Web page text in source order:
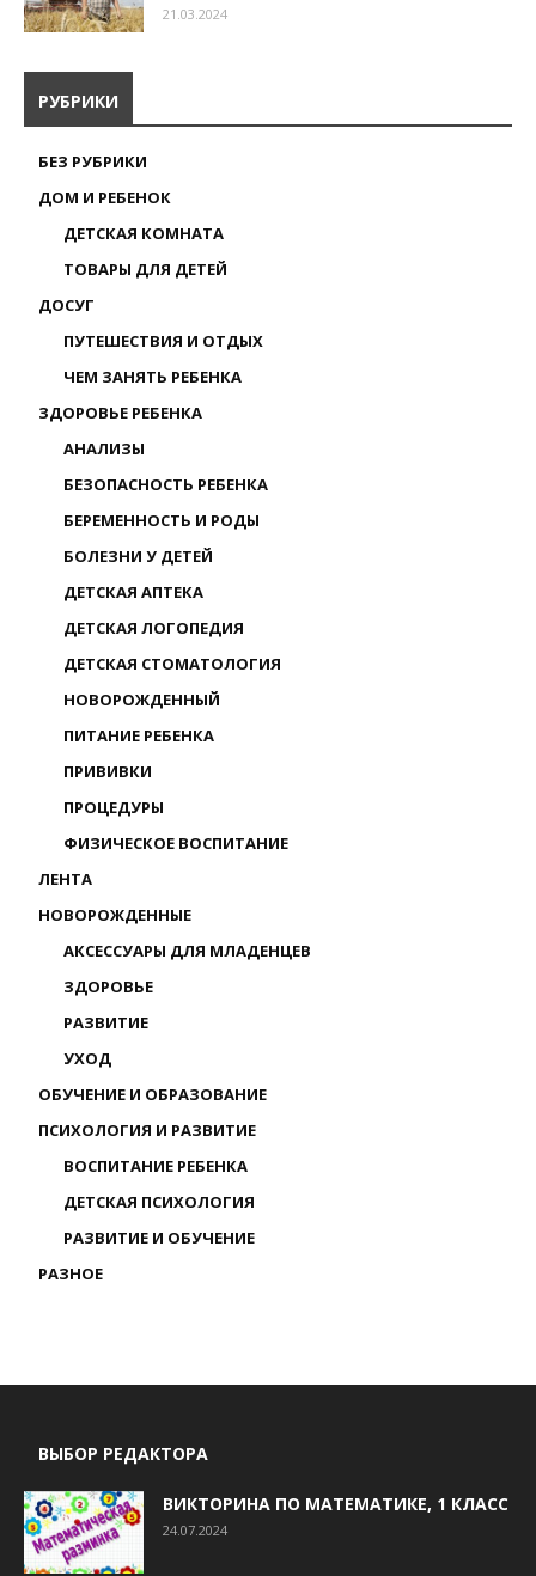
21.03.2024
РУБРИКИ
БЕЗ РУБРИКИ
ДОМ И РЕБЕНОК
ДЕТСКАЯ КОМНАТА
ТОВАРЫ ДЛЯ ДЕТЕЙ
ДОСУГ
ПУТЕШЕСТВИЯ И ОТДЫХ
ЧЕМ ЗАНЯТЬ РЕБЕНКА
ЗДОРОВЬЕ РЕБЕНКА
АНАЛИЗЫ
БЕЗОПАСНОСТЬ РЕБЕНКА
БЕРЕМЕННОСТЬ И РОДЫ
БОЛЕЗНИ У ДЕТЕЙ
ДЕТСКАЯ АПТЕКА
ДЕТСКАЯ ЛОГОПЕДИЯ
ДЕТСКАЯ СТОМАТОЛОГИЯ
НОВОРОЖДЕННЫЙ
ПИТАНИЕ РЕБЕНКА
ПРИВИВКИ
ПРОЦЕДУРЫ
ФИЗИЧЕСКОЕ ВОСПИТАНИЕ
ЛЕНТА
НОВОРОЖДЕННЫЕ
АКСЕССУАРЫ ДЛЯ МЛАДЕНЦЕВ
ЗДОРОВЬЕ
РАЗВИТИЕ
УХОД
ОБУЧЕНИЕ И ОБРАЗОВАНИЕ
ПСИХОЛОГИЯ И РАЗВИТИЕ
ВОСПИТАНИЕ РЕБЕНКА
ДЕТСКАЯ ПСИХОЛОГИЯ
РАЗВИТИЕ И ОБУЧЕНИЕ
РАЗНОЕ
ВЫБОР РЕДАКТОРА
ВИКТОРИНА ПО МАТЕМАТИКЕ, 1 КЛАСС
24.07.2024